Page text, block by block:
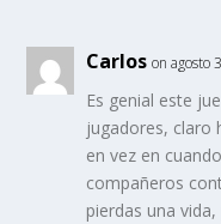
Carlos on agosto
Es genial este
jugadores, claro
en vez en
compañeros
pierdas una